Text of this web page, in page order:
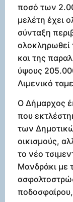
ποσό των
μελέτη έχει
σύνταξη
ολοκληρωθεί
και της
ύψους
Λιμενικό
Ο Δήμαρχος
που
των
οικισμούς,
το νέο
Μανδράκι με
ποδοσφαίρου,